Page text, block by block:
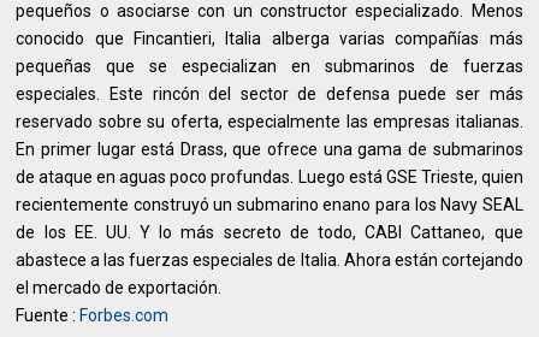
pequeños o asociarse con un constructor especializado. Menos
conocido que Fincantieri, Italia alberga varias compañías más
pequeñas que se especializan en submarinos de fuerzas
especiales. Este rincón del sector de defensa puede ser más
reservado sobre su oferta, especialmente las empresas italianas.
En primer lugar está Drass, que ofrece una gama de submarinos
de ataque en aguas poco profundas. Luego está GSE Trieste, quien
recientemente construyó un submarino enano para los Navy SEAL
de los EE. UU. Y lo más secreto de todo, CABI Cattaneo, que
abastece a las fuerzas especiales de Italia. Ahora están cortejando
el mercado de exportación.
Fuente : Forbes.com